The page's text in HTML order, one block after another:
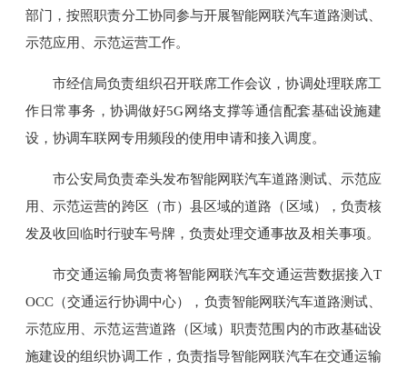
部门，按照职责分工协同参与开展智能网联汽车道路测试、
示范应用、示范运营工作。
市经信局负责组织召开联席工作会议，协调处理联席工
作日常事务，协调做好5G网络支撑等通信配套基础设施建
设，协调车联网专用频段的使用申请和接入调度。
市公安局负责牵头发布智能网联汽车道路测试、示范应
用、示范运营的跨区（市）县区域的道路（区域），负责核
发及收回临时行驶车号牌，负责处理交通事故及相关事项。
市交通运输局负责将智能网联汽车交通运营数据接入T
OCC（交通运行协调中心），负责智能网联汽车道路测试、
示范应用、示范运营道路（区域）职责范围内的市政基础设
施建设的组织协调工作，负责指导智能网联汽车在交通运输